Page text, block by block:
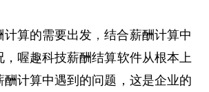
计算的需要出发 ，结合薪酬计算中
喔趣科技薪酬结算软件从根本上
酬计算中遇到的问题，这是企业的